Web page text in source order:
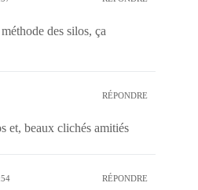
des silos, ça
RÉPONDRE
et, beaux clichés amitiés
RÉPONDRE